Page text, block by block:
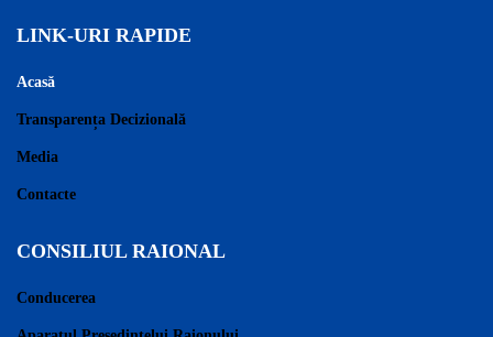
LINK-URI RAPIDE
Acasă
Transparența Decizională
Media
Contacte
CONSILIUL RAIONAL
Conducerea